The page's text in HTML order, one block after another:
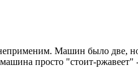
Машин было две,
просто "стоит-